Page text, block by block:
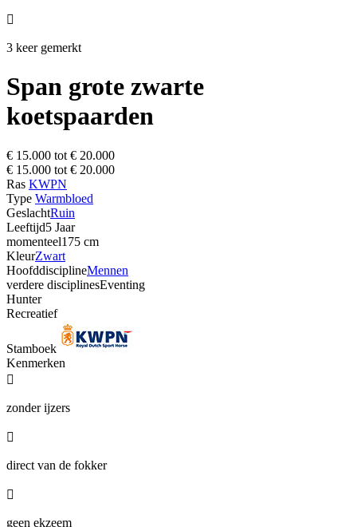

3 keer gemerkt
Span grote zwarte
koetspaarden
€ 15.000 tot € 20.000
€ 15.000 tot € 20.000
Ras KWPN
Type Warmbloed
GeslachtRuin
Leeftijd5 Jaar
momenteel175 cm
KleurZwart
HoofddisciplineMennen
verdere disciplinesEventing
Hunter
Recreatief
Stamboek
Kenmerken

zonder ijzers

direct van de fokker

geen ekzeem